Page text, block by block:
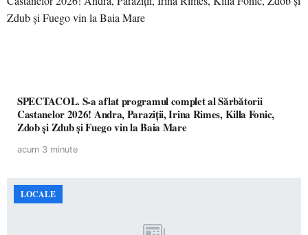
SPECTACOL. S-a aflat programul complet al Sărbătorii
Castanelor 2026! Andra, Paraziții, Irina Rimes, Killa Fonic,
Zdob și Zdub și Fuego vin la Baia Mare
acum 3 minute
LOCALE